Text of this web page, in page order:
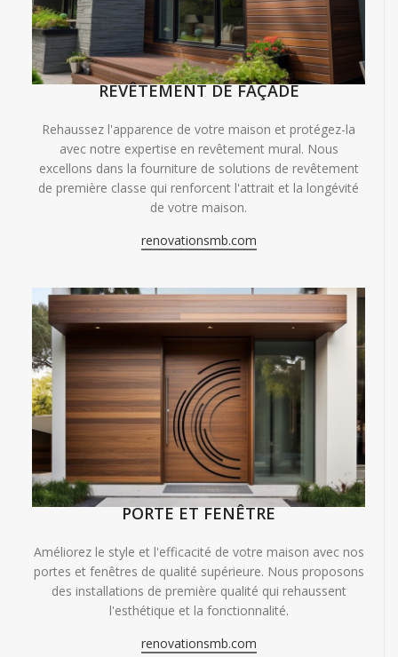
REVÊTEMENT DE FAÇADE
Rehaussez l'apparence de votre maison et protégez-la
avec notre expertise en revêtement mural. Nous
excellons dans la fourniture de solutions de revêtement
de première classe qui renforcent l'attrait et la longévité
de votre maison.
renovationsmb.com
PORTE ET FENÊTRE
Améliorez le style et l'efficacité de votre maison avec nos
portes et fenêtres de qualité supérieure. Nous proposons
des installations de première qualité qui rehaussent
l'esthétique et la fonctionnalité.
renovationsmb.com